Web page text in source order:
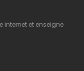
internet et enseigne